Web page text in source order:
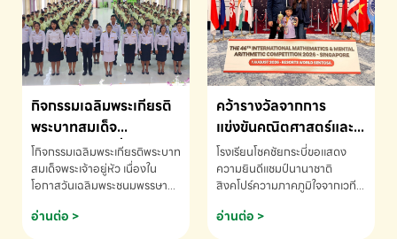
กิจกรรมเฉลิมพระเกียรติ
พระบาทสมเด็จ
พระเจ้าอยู่หัว เนื่องใน
โอกาสวันเฉลิม
พระชนมพรรษา
โกิจกรรมเฉลิมพระเกียรติพระบาท
สมเด็จพระเจ้าอยู่หัว เนื่องใน
โอกาสวันเฉลิมพระชนมพรรษา
ข้อมูลเพิ่มเติม โทร. 075-691910
อ่านต่อ >
คว้ารางวัลจากการ
แข่งขันคณิตศาสตร์และ
คณิตคิดเร็วนานาชาติ
ครั้งที่ 46 ประจำปี 2569
ณ ประเทศสิงคโปร์
โรงเรียนโชคชัยกระบี่ขอแสดง
ความยินดีแชมป์นานาชาติ
สิงคโปร์ความภาคภูมิใจจากเวที
ด.ช.พัทธนันท์ พรหมพันธ์ ชั้น
อนุบาล EP K3 โรงเรียนโชคชัย
อ่านต่อ >